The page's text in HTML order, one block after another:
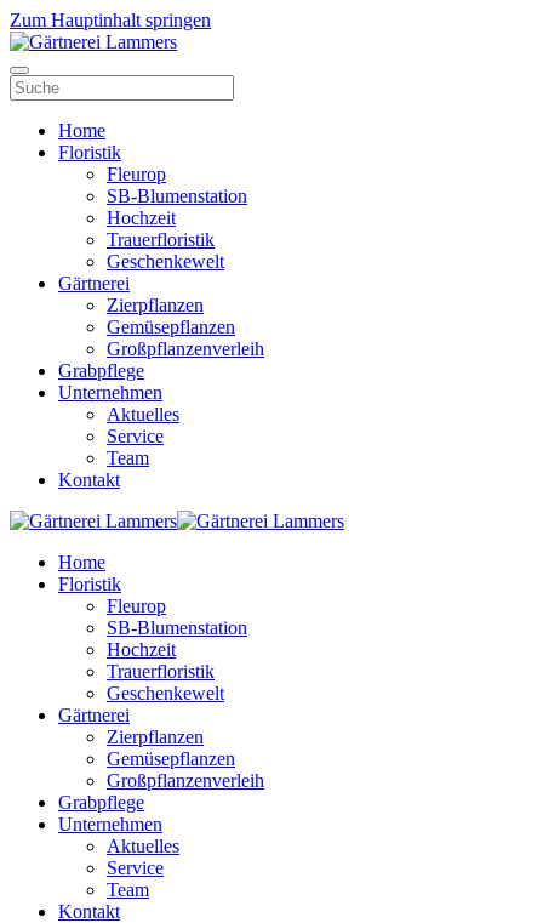
Zum Hauptinhalt springen
Home
Floristik
Fleurop
SB-Blumenstation
Hochzeit
Trauerfloristik
Geschenkewelt
Gärtnerei
Zierpflanzen
Gemüsepflanzen
Großpflanzenverleih
Grabpflege
Unternehmen
Aktuelles
Service
Team
Kontakt
Home
Floristik
Fleurop
SB-Blumenstation
Hochzeit
Trauerfloristik
Geschenkewelt
Gärtnerei
Zierpflanzen
Gemüsepflanzen
Großpflanzenverleih
Grabpflege
Unternehmen
Aktuelles
Service
Team
Kontakt